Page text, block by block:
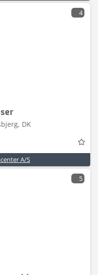
4
DK
A/S
5